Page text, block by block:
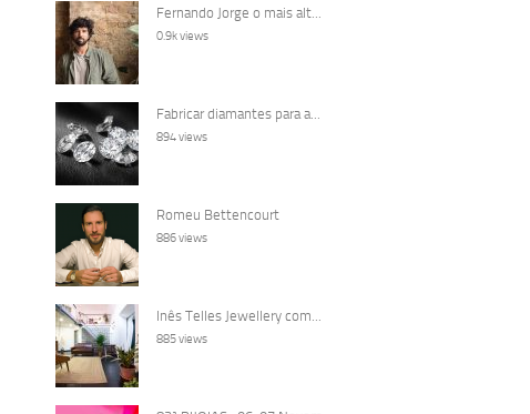
Fernando Jorge o mais alt...
0.9k views
Fabricar diamantes para a...
894 views
Romeu Bettencourt
886 views
Inês Telles Jewellery com...
885 views